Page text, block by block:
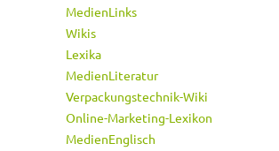
MedienLinks
Wikis
Lexika
MedienLiteratur
Verpackungstechnik-Wiki
Online-Marketing-Lexikon
MedienEnglisch